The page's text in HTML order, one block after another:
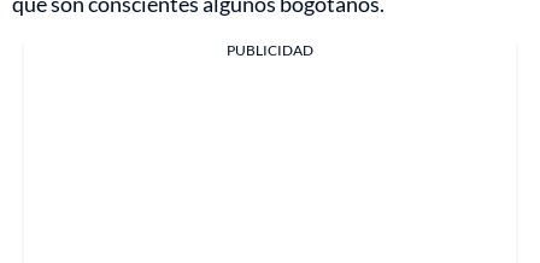
PUBLICIDAD